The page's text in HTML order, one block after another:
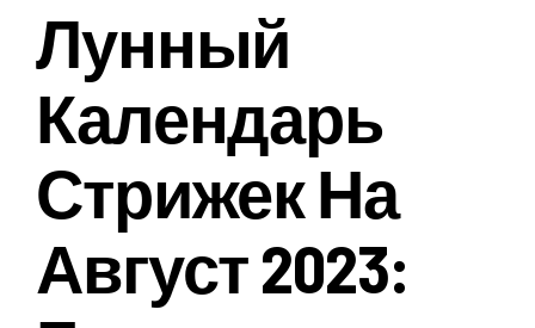
Лунный
Календарь
Стрижек На
Август 2023: